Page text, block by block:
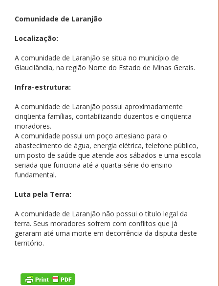
Comunidade de Laranjão
Localização:
A comunidade de Laranjão se situa no município de
Glaucilândia, na região Norte do Estado de Minas Gerais.
Infra-estrutura:
A comunidade de Laranjão possui aproximadamente
cinqüenta famílias, contabilizando duzentos e cinqüenta
moradores.
A comunidade possui um poço artesiano para o
abastecimento de água, energia elétrica, telefone público,
um posto de saúde que atende aos sábados e uma escola
seriada que funciona até a quarta-série do ensino
fundamental.
Luta pela Terra:
A comunidade de Laranjão não possui o título legal da
terra. Seus moradores sofrem com conflitos que já
geraram até uma morte em decorrência da disputa deste
território.